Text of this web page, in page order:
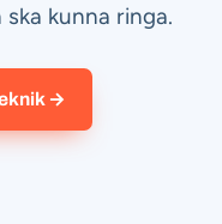
kunna ringa.
→